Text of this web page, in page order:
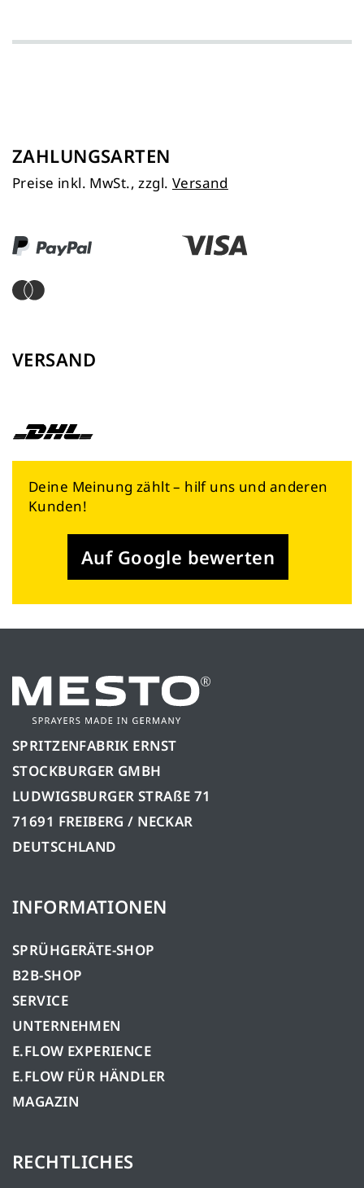
ZAHLUNGSARTEN
Preise inkl. MwSt., zzgl. Versand
VERSAND
Deine Meinung zählt – hilf uns und anderen
Kunden!
Auf Google bewerten
SPRITZENFABRIK ERNST
STOCKBURGER GMBH
LUDWIGSBURGER STRAßE 71
71691 FREIBERG / NECKAR
DEUTSCHLAND
INFORMATIONEN
SPRÜHGERÄTE-SHOP
B2B-SHOP
SERVICE
UNTERNEHMEN
E.FLOW EXPERIENCE
E.FLOW FÜR HÄNDLER
MAGAZIN
RECHTLICHES